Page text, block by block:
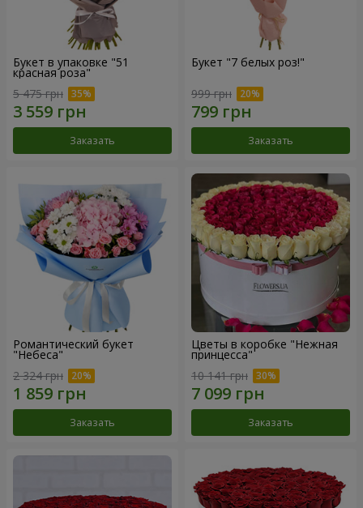
Букет в упаковке "51
красная роза"
5 475 грн
Заказать
Букет "7 белых роз!"
999 грн
Заказать
Романтический букет
"Небеса"
2 324 грн
Заказать
Цветы в коробке "Нежная
принцесса"
10 141 грн
Заказать